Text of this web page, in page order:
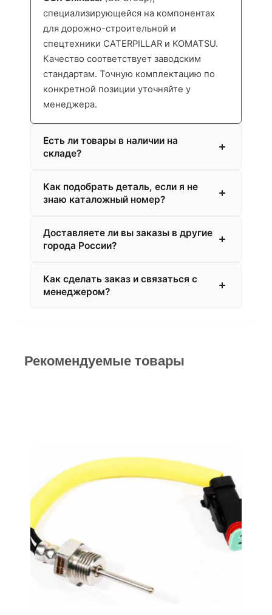
специализирующейся на компонентах
для дорожно-строительной и
спецтехники CATERPILLAR и KOMATSU.
Качество соответствует заводским
стандартам. Точную комплектацию по
конкретной позиции уточняйте у
менеджера.
Есть ли товары в наличии на
складе?
Как подобрать деталь, если я не
знаю каталожный номер?
Доставляете ли вы заказы в другие
города России?
Как сделать заказ и связаться с
менеджером?
Рекомендуемые товары